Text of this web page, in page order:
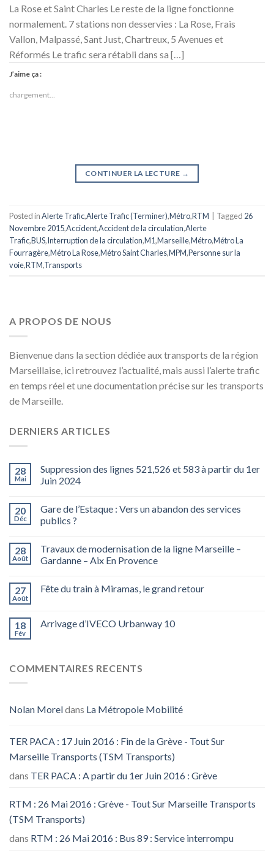
La Rose et Saint Charles Le reste de la ligne fonctionne
normalement. 7 stations non desservies : La Rose, Frais
Vallon, Malpassé, Sant Just, Chartreux, 5 Avenues et
Réformés Le trafic sera rétabli dans sa […]
J’aime ça :
chargement…
CONTINUER LA LECTURE →
Posted inAlerte Trafic,Alerte Trafic (Terminer),Métro,RTM Tagged 26
Novembre 2015,Accident,Accident de la circulation,Alerte
Trafic,BUS,Interruption de la circulation,M1,Marseille,Métro,Métro La
Fourragère,Métro La Rose,Métro Saint Charles,MPM,Personne sur la
voie,RTM,Transports
A PROPOS DE NOUS
Bienvenue dans la section dédiée aux transports de la région
Marseillaise, ici retrouvez l’actualité, mais aussi l’alerte trafic
en temps réel et une documentation précise sur les transports
de Marseille.
DERNIERS ARTICLES
28
Mai
Suppression des lignes 521,526 et 583 à partir du 1er
Juin 2024
20
Déc
Gare de l’Estaque : Vers un abandon des services
publics ?
28
Août
Travaux de modernisation de la ligne Marseille –
Gardanne – Aix En Provence
27
Août
Fête du train à Miramas, le grand retour
18
Fév
Arrivage d’IVECO Urbanway 10
COMMENTAIRES RECENTS
Nolan Moreldans La Métropole Mobilité
TER PACA : 17 Juin 2016 : Fin de la Grève - Tout Sur
Marseille Transports (TSM Transports)
dans TER PACA : A partir du 1er Juin 2016 : Grève
RTM : 26 Mai 2016 : Grève - Tout Sur Marseille Transports
(TSM Transports)
dans RTM : 26 Mai 2016 : Bus 89 : Service interrompu